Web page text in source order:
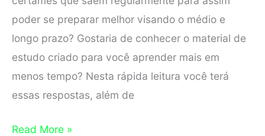
poder se preparar melhor visando o médio e
longo prazo? Gostaria de conhecer o material de
estudo criado para você aprender mais em
menos tempo? Nesta rápida leitura você terá
essas respostas, além de
Baixar
Read More »